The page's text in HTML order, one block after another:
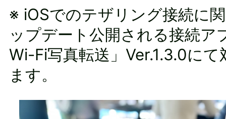
※ iOSでのテザリング接続に
ップデート公開される接続ア
Wi-Fi写真転送」Ver.1.3.0に
ます。